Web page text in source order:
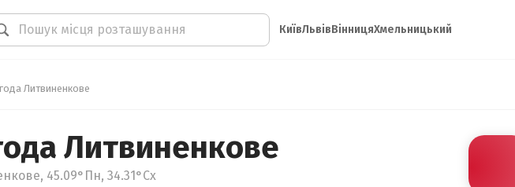
КиївЛьвівВінницяХмельницький
Литвиненкове
Литвиненкове
45.09°Пн, 34.31°Сх